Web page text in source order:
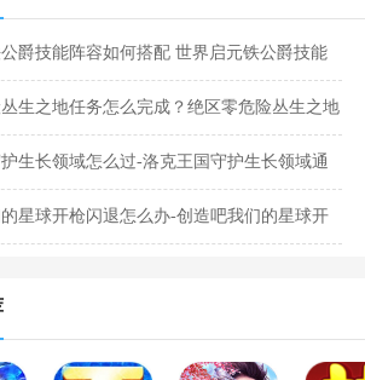
爵技能阵容如何搭配 世界启元铁公爵技能
生之地任务怎么完成？绝区零危险丛生之地
生长领域怎么过-洛克王国守护生长领域通
星球开枪闪退怎么办-创造吧我们的星球开